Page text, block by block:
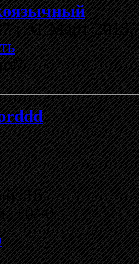
:31 Март 2015,
15
+0/-0